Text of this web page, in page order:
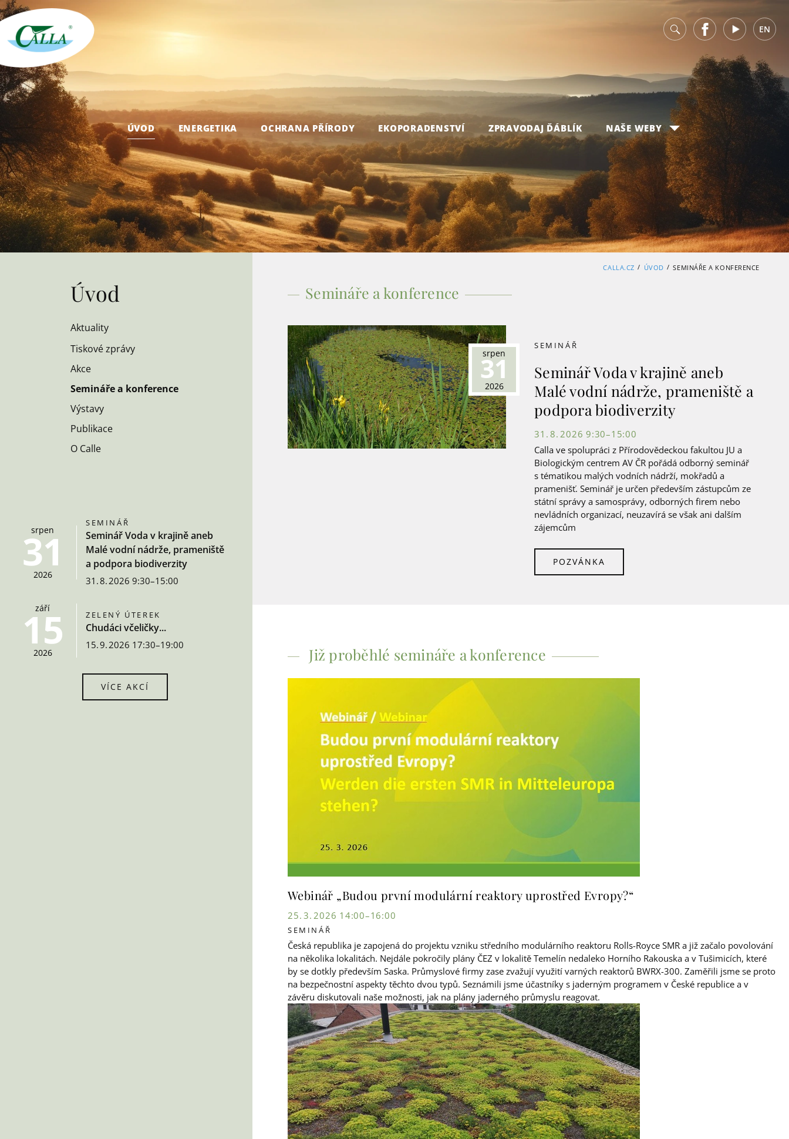
v FacebookYoutube EN
ÚVOD ENERGETIKA OCHRANA PŘÍRODY EKOPORADENSTVÍ ZPRAVODAJ ĎÁBLÍK NAŠE WEBY
CALLA.CZ / ÚVOD / SEMINÁŘE A KONFERENCE
Úvod
Aktuality
Tiskové zprávy
Akce
Semináře a konference
Výstavy
Publikace
O Calle
srpen
31
2026
SEMINÁŘ
Seminář Voda v krajině aneb
Malé vodní nádrže, prameniště
a podpora biodiverzity
31. 8. 2026 9:30–15:00
září
15
2026
ZELENÝ ÚTEREK
Chudáci včeličky...
15. 9. 2026 17:30–19:00
VÍCE AKCÍ
Semináře a konference
srpen
31
2026
SEMINÁŘ
Seminář Voda v krajině aneb
Malé vodní nádrže, prameniště a
podpora biodiverzity
31. 8. 2026 9:30–15:00
Calla ve spolupráci z Přírodovědeckou fakultou JU a
Biologickým centrem AV ČR pořádá odborný seminář
s tématikou malých vodních nádrží, mokřadů a
pramenišť. Seminář je určen především zástupcům ze
státní správy a samosprávy, odborných firem nebo
nevládních organizací, neuzavírá se však ani dalším
zájemcům
POZVÁNKA
Již proběhlé semináře a konference
Webinář „Budou první modulární reaktory uprostřed Evropy?“
25. 3. 2026 14:00–16:00
SEMINÁŘ
Česká republika je zapojená do projektu vzniku středního modulárního reaktoru Rolls-Royce SMR a již začalo povolování
na několika lokalitách. Nejdále pokročily plány ČEZ v lokalitě Temelín nedaleko Horního Rakouska a v Tušimicích, které
by se dotkly především Saska. Průmyslové firmy zase zvažují využití varných reaktorů BWRX-300. Zaměřili jsme se proto
na bezpečnostní aspekty těchto dvou typů. Seznámili jsme účastníky s jaderným programem v České republice a v
závěru diskutovali naše možnosti, jak na plány jaderného průmyslu reagovat.